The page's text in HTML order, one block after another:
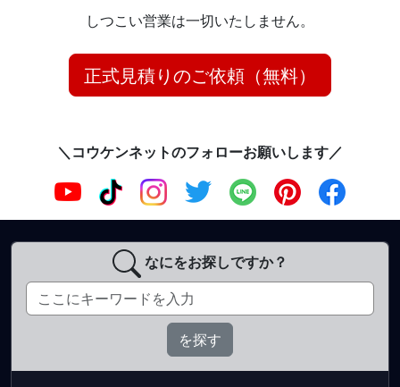
しつこい営業は一切いたしません。
正式見積りのご依頼（無料）
＼コウケンネットのフォローお願いします／
なにをお探しですか？